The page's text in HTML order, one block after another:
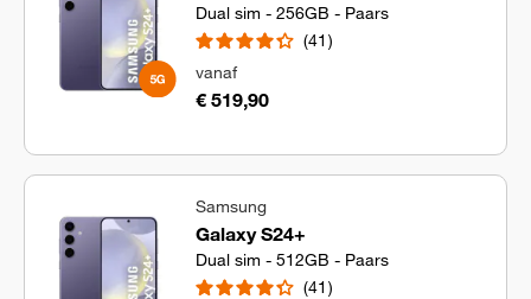
Dual sim - 256GB - Paars
41
vanaf
€ 519,90
Samsung
Galaxy S24+
Dual sim - 512GB - Paars
41